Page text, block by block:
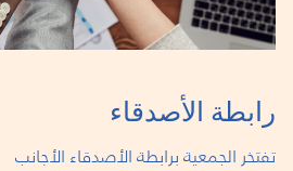
رابطة الأصدقاء
تفتخر الجمعية برابطة الأصدقاء الأجانب